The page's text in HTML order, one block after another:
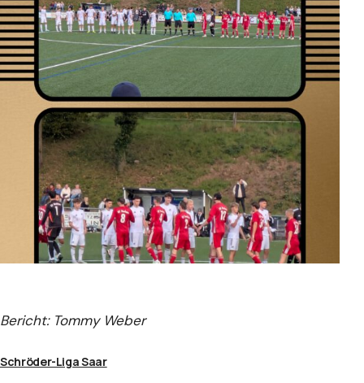
Bericht: Tommy Weber
Schröder-Liga Saar